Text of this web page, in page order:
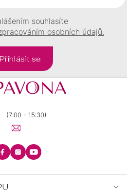
souhlasíte
osobních údajů.
Přihlásit se
(7:00 - 15:30)